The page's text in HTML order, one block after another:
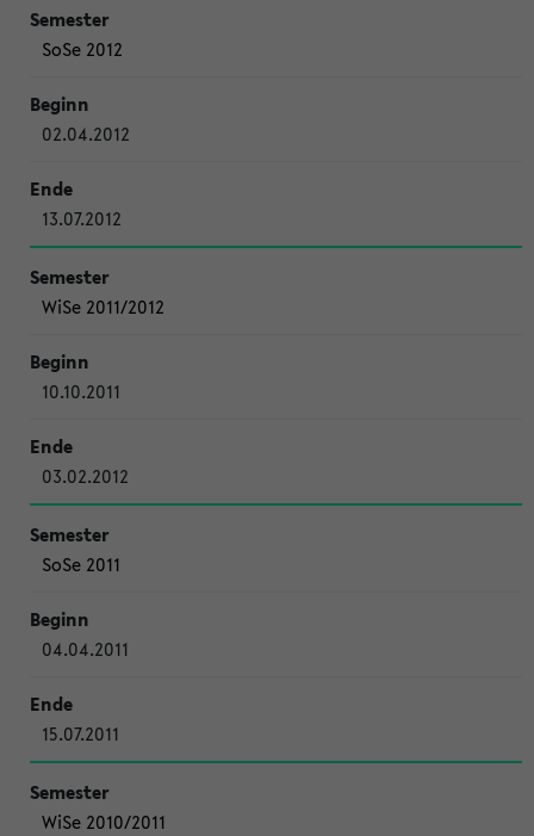
SoSe 2012
02.04.2012
13.07.2012
WiSe 2011/2012
10.10.2011
03.02.2012
SoSe 2011
04.04.2011
15.07.2011
WiSe 2010/2011